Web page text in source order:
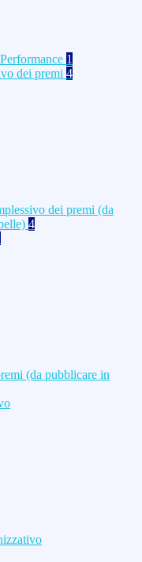
1
dei premi 4
dei premi (da
4
(da pubblicare in